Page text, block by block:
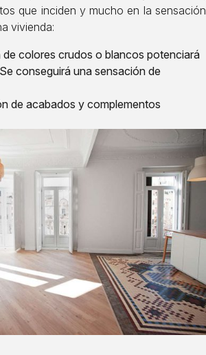
que inciden y mucho en la sensación
vivienda:
de colores crudos o blancos potenciará
conseguirá una sensación de
de acabados y complementos